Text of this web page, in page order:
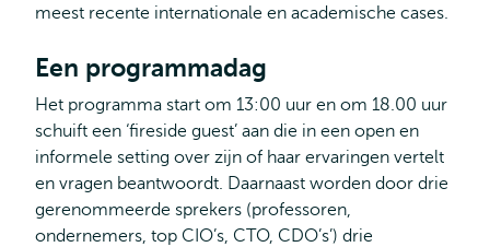
meest recente internationale en academische cases.
Een programmadag
Het programma start om 13:00 uur en om 18.00 uur
schuift een ‘fireside guest’ aan die in een open en
informele setting over zijn of haar ervaringen vertelt
en vragen beantwoordt. Daarnaast worden door drie
gerenommeerde sprekers (professoren,
ondernemers, top CIO’s, CTO, CDO’s’) drie